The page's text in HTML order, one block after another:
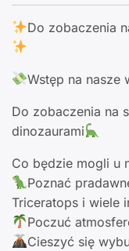
Do zobaczenia
Wstęp na nasze
Do zobaczenia na
dinozaurami
Co będzie mogli u
Poznać
Triceratops i wiele
Poczuć
Cieszyć się